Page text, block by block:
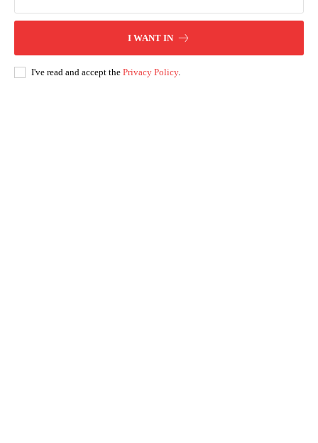
I WANT IN
I've read and accept the Privacy Policy.